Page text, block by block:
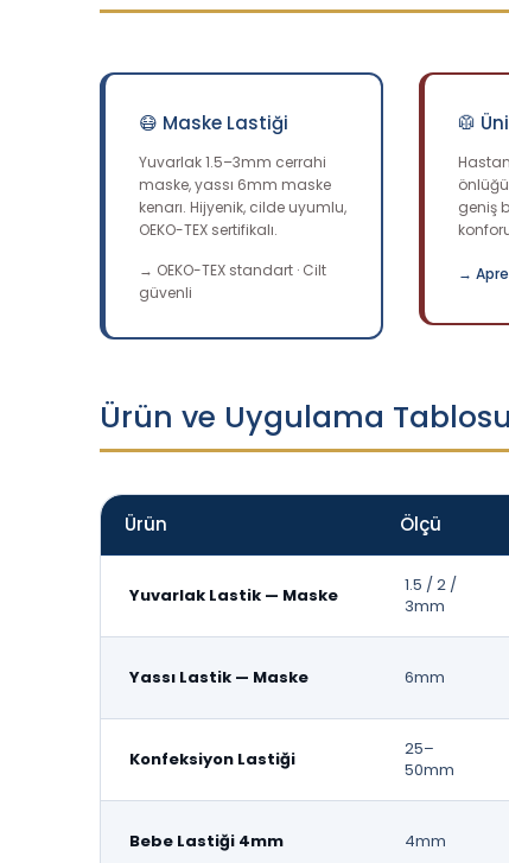
😷 Maske Lastiği
Yuvarlak 1.5–3mm cerrahi
maske, yassı 6mm maske
kenarı. Hijyenik, cilde uyumlu,
OEKO-TEX sertifikalı.
→ OEKO-TEX standart · Cilt
güvenli
🥼
geniş
→
Ürün ve Uygulama Tablosu
Ürün Ölçü
Yuvarlak Lastik — Maske
1.5 / 2 /
3mm
Yassı Lastik — Maske 6mm
Konfeksiyon Lastiği
25–
50mm
Bebe Lastiği 4mm 4mm